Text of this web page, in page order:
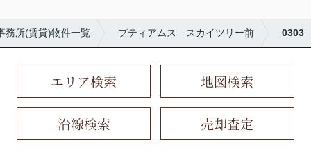
務所(賃貸)物件一覧 プティアムス スカイツリー前 0303
エリア検索 地図検索
沿線検索 売却査定